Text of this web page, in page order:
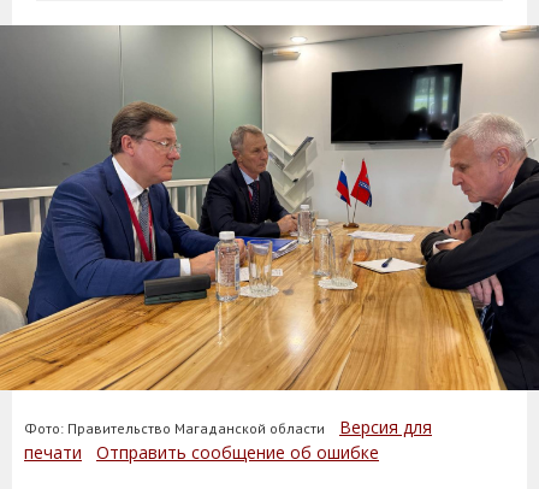
Фото: Правительство Магаданской области Версия для
печати
Отправить сообщение об ошибке